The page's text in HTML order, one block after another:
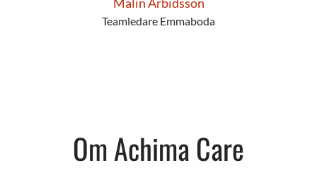
Teamledare Emmaboda
Om Achima Care